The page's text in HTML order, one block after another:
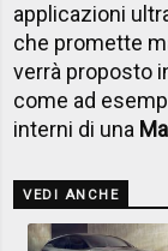
applicazioni
che promette
verrà proposto
come ad
interni di una
VEDI ANCHE